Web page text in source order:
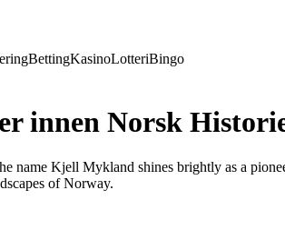
BettingKasinoLotteriBingo
innen Norsk
name Kjell Mykland shines brightly as a
of Norway.